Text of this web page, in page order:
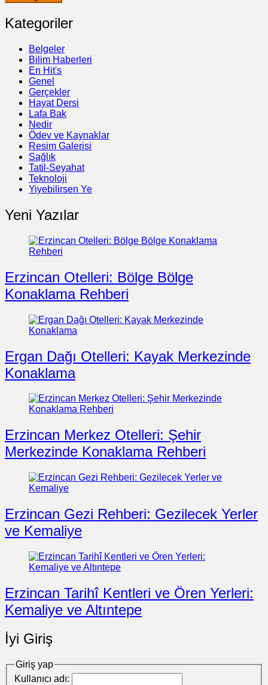
Kategoriler
Belgeler
Bilim Haberleri
En Hit's
Genel
Gerçekler
Hayat Dersi
Lafa Bak
Nedir
Ödev ve Kaynaklar
Resim Galerisi
Sağlık
Tatil-Seyahat
Teknoloji
Yiyebilirsen Ye
Yeni Yazılar
Erzincan Otelleri: Bölge Bölge
Konaklama Rehberi
Ergan Dağı Otelleri: Kayak Merkezinde
Konaklama
Erzincan Merkez Otelleri: Şehir
Merkezinde Konaklama Rehberi
Erzincan Gezi Rehberi: Gezilecek Yerler
ve Kemaliye
Erzincan Tarihî Kentleri ve Ören Yerleri:
Kemaliye ve Altıntepe
İyi Giriş
Giriş yap
Kullanıcı adı: